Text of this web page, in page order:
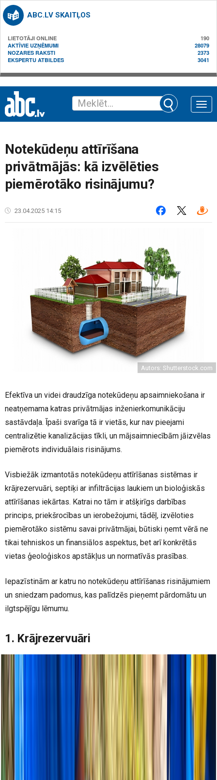
ABC.LV SKAITĻOS
LIETOTĀJI ONLINE
190
AKTĪVIE UZŅĒMUMI
28079
NOZARES RAKSTI
2373
EKSPERTU ATBILDES
3041
Toggle
Notekūdeņu attīrīšana
privātmājās: kā izvēlēties
piemērotāko risinājumu?
23.04.2025 14:15
Autors: Shutterstock.com
Efektīva un videi draudzīga notekūdeņu apsaimniekošana ir
neatņemama katras privātmājas inženierkomunikāciju
sastāvdaļa. Īpaši svarīga tā ir vietās, kur nav pieejami
centralizētie kanalizācijas tīkli, un mājsaimniecībām jāizvēlas
piemērots individuālais risinājums.
Visbiežāk izmantotās notekūdeņu attīrīšanas sistēmas ir
krājrezervuāri, septiķi ar infiltrācijas laukiem un bioloģiskās
attīrīšanas iekārtas. Katrai no tām ir atšķirīgs darbības
princips, priekšrocības un ierobežojumi, tādēļ, izvēloties
piemērotāko sistēmu savai privātmājai, būtiski ņemt vērā ne
tikai tehniskos un finansiālos aspektus, bet arī konkrētās
vietas ģeoloģiskos apstākļus un normatīvās prasības.
Iepazīstinām ar katru no notekūdeņu attīrīšanas risinājumiem
un sniedzam padomus, kas palīdzēs pieņemt pārdomātu un
ilgtspējīgu lēmumu.
1. Krājrezervuāri